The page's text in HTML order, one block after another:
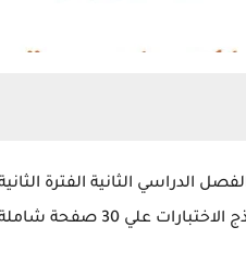
الدراسي الثانية الفترة
الدراسي 2025-2026 وفق مناهج سلطنة عمان ، حيت